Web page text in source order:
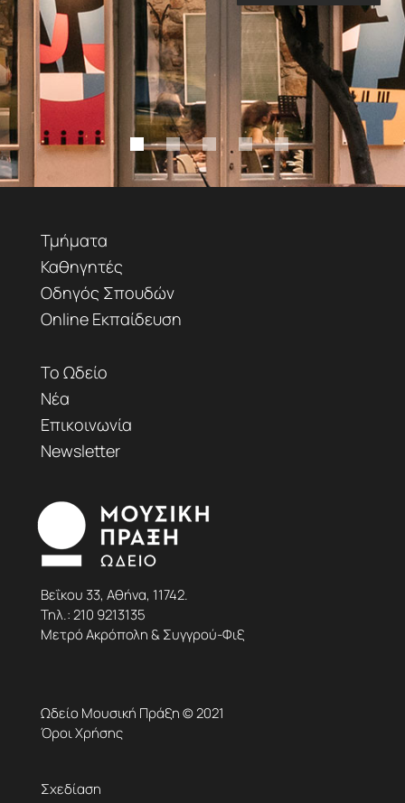
Τμήματα
Καθηγητές
Οδηγός Σπουδών
Online Εκπαίδευση
Το Ωδείο
Νέα
Επικοινωνία
Newsletter
Βεΐκου 33, Αθήνα, 11742.
Τηλ.:210 9213135
Μετρό Ακρόπολη & Συγγρού-Φιξ
Ωδείο Μουσική Πράξη © 2021
Όροι Χρήσης
Σχεδίαση